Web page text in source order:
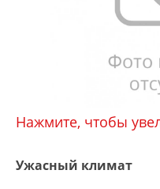
Нажмите, чтобы
Ужасный климат